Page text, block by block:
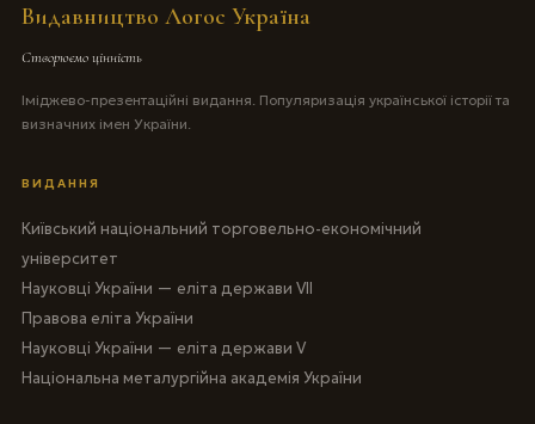
Видавництво Логос Україна
Створюємо цінність
Іміджево-презентаційні видання. Популяризація української історії та
визначних імен України.
ВИДАННЯ
Київський національний торговельно-економічний
університет
Науковці України — еліта держави VII
Правова еліта України
Науковці України — еліта держави V
Національна металургійна академія України